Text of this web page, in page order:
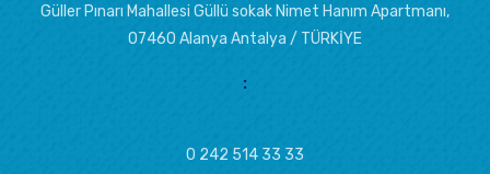
Güller Pınarı Mahallesi Güllü sokak Nimet Hanım Apartmanı,
07460 Alanya Antalya / TÜRKİYE
:
0 242 514 33 33